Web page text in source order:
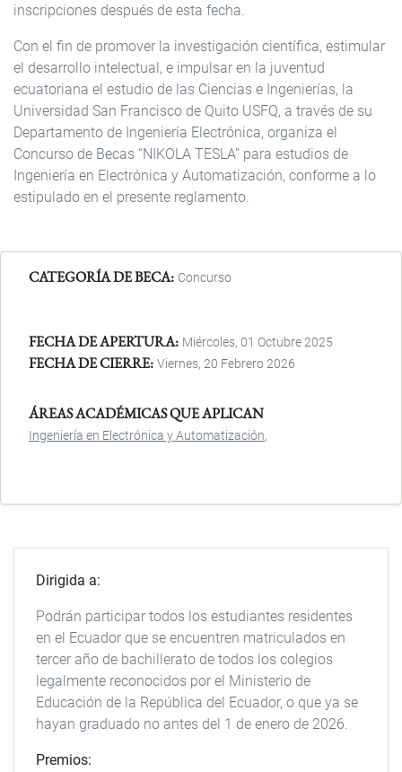
inscripciones después de esta fecha.
Con el fin de promover la investigación científica, estimular
el desarrollo intelectual, e impulsar en la juventud
ecuatoriana el estudio de las Ciencias e Ingenierías, la
Universidad San Francisco de Quito USFQ, a través de su
Departamento de Ingeniería Electrónica, organiza el
Concurso de Becas “NIKOLA TESLA” para estudios de
Ingeniería en Electrónica y Automatización, conforme a lo
estipulado en el presente reglamento.
CATEGORÍA DE BECA Concurso
FECHA DE APERTURA Miércoles, 01 Octubre 2025
FECHA DE CIERRE Viernes, 20 Febrero 2026
ÁREAS ACADÉMICAS QUE APLICAN
Ingeniería en Electrónica y Automatización
Dirigida a:
Podrán participar todos los estudiantes residentes
en el Ecuador que se encuentren matriculados en
tercer año de bachillerato de todos los colegios
legalmente reconocidos por el Ministerio de
Educación de la República del Ecuador, o que ya se
hayan graduado no antes del 1 de enero de 2026.
Premios: